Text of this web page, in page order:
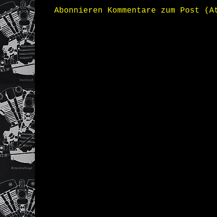
Abonnieren Kommentare zum Post